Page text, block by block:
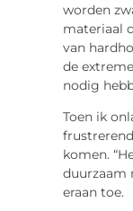
worden
materiaal
van
de
nodig
Toen ik
komen.
duurzaam
eraan toe.